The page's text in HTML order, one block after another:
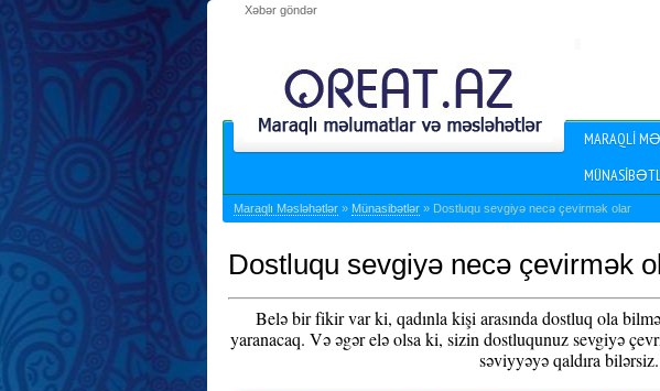
Xəbər göndər
MARAQLI
Maraqlı Məsləhətlər » Münasibətlər » Dostluqu sevgiyə necə çevirmək olar
Dostluqu sevgiyə necə çevirmək
Belə bir fikir var ki, qadınla kişi arasında dostluq ola
yaranacaq. Və əgər elə olsa ki, sizin dostluqunuz sevgiyə
səviyyəyə qaldıra bilərsiz.